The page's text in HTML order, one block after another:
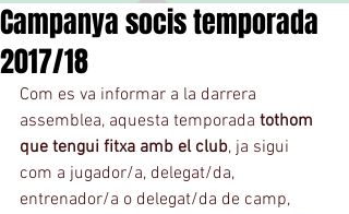
Campanya socis temporada
2017/18
Com es va informar a la darrera
assemblea, aquesta temporada tothom
que tengui fitxa amb el club, ja sigui
com a jugador/a, delegat/da,
entrenador/a o delegat/da de camp,